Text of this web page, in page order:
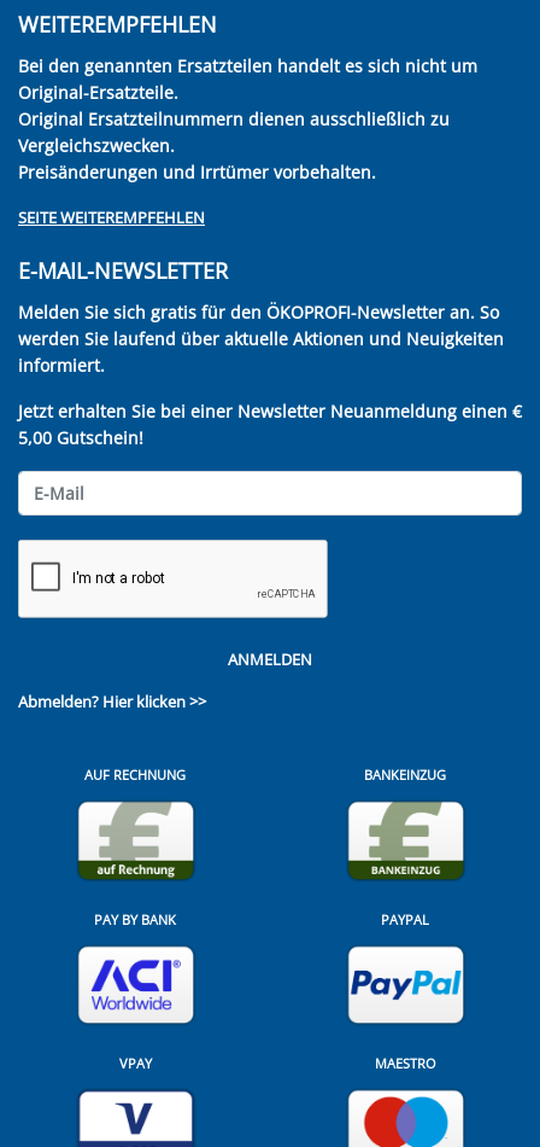
WEITEREMPFEHLEN
Bei den genannten Ersatzteilen handelt es sich nicht um
Original-Ersatzteile.
Original Ersatzteilnummern dienen ausschließlich zu
Vergleichszwecken.
Preisänderungen und Irrtümer vorbehalten.
SEITE WEITEREMPFEHLEN
E-MAIL-NEWSLETTER
Melden Sie sich gratis für den ÖKOPROFI-Newsletter an. So
werden Sie laufend über aktuelle Aktionen und Neuigkeiten
informiert.
Jetzt erhalten Sie bei einer Newsletter Neuanmeldung einen €
5,00 Gutschein!
ANMELDEN
Abmelden? Hier klicken >>
AUF RECHNUNG BANKEINZUG
PAY BY BANK PAYPAL
VPAY MAESTRO